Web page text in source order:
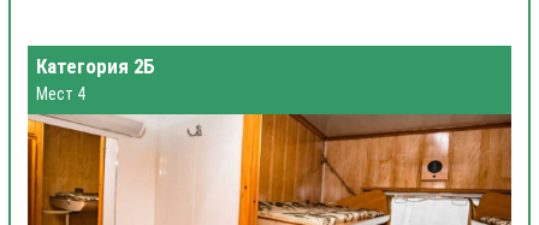
Категория 2Б
Мест 4